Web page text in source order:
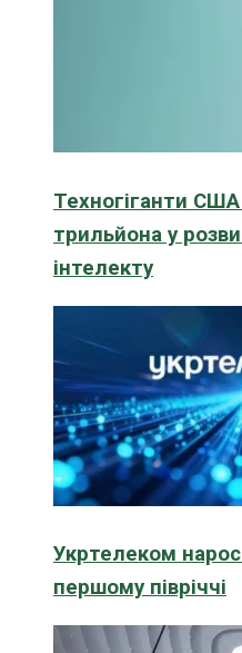
Техногіганти
трильйона у
інтелекту
Укртелеком
першому півріччі